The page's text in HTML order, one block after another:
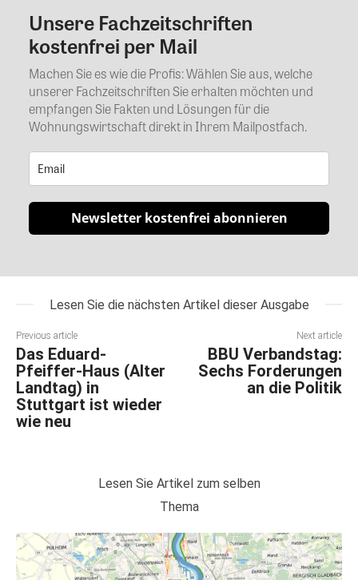
Kommentar
Unsere Fachzeitschriften
kostenfrei per Mail
Machen Sie es wie die Profis: Wählen Sie aus, welche
unserer Fachzeitschriften Sie erhalten möchten und
empfangen Sie Fakten und Lösungen für die
Wohnungswirtschaft direkt in Ihrem Mailpostfach.
Newsletter kostenfrei abonnieren
Lesen Sie die nächsten Artikel dieser Ausgabe
Previous article
Das Eduard-
Pfeiffer-Haus (Alter
Landtag) in
Stuttgart ist wieder
wie neu
Next article
BBU Verbandstag:
Sechs Forderungen
an die Politik
Lesen Sie Artikel zum selben
Thema